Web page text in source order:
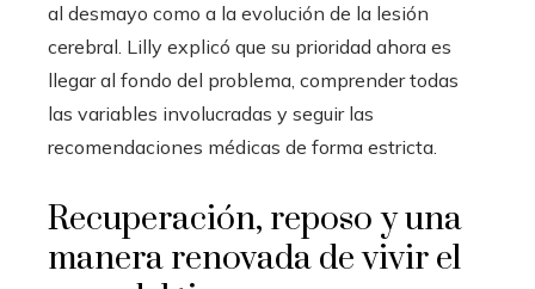
al desmayo como a la evolución de la lesión
cerebral. Lilly explicó que su prioridad ahora es
llegar al fondo del problema, comprender todas
las variables involucradas y seguir las
recomendaciones médicas de forma estricta.
Recuperación, reposo y una
manera renovada de vivir el